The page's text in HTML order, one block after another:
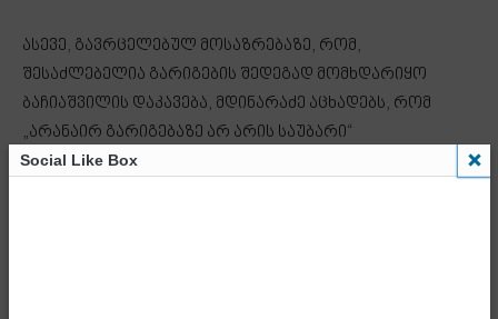
ასევე, გავრცელებულ მოსაზრებაზე, რომ,
შესაძლებელია გარიგების შედეგად მომხდარიყო
ბაჩიაშვილის დაკავება, მდინარაძე აცხადებს, რომ
„არანაირ გარიგებაზე არ არის საუბარი“
Social Like Box